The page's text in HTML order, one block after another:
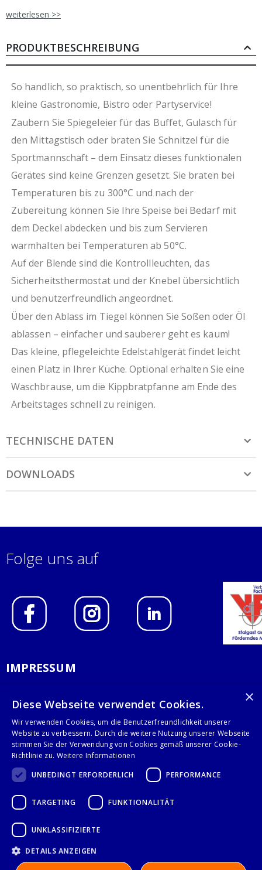
Tiegel-Nutzinhalt: ca. 40 I
Füllhöhe:567x427x139 mm (BxTxH)
manuelle Kippvorrichtung mittels Griff
Deckel mit großem Griff, bis max. 90° aufklappbar
Knebel zur Temperaturregelung
Kontrollleuchte
Sicherheitsthermostat
Kippschalter für Ein/Aus
verstärktes Untergestell
höhenverstellbare Füße (30 mm)
Extras
wartungsfreundliche Konstruktion
polnische Qualitätsproduktion
ressourcenschonende Fertigung durch Verzicht auf
Folierung
Hinweis: Netzkabel nicht im Lieferumfang enthalten
weiterlesen >>
PRODUKTBESCHREIBUNG
So handlich, so praktisch, so unentbehrlich für Ihre
kleine Gastronomie, Bistro oder Partyservice!
Zaubern Sie Spiegeleier für das Buffet, Gulasch für
den Mittagstisch oder braten Sie Schnitzel für die
Sportmannschaft – dem Einsatz dieses funktionalen
Gerätes sind keine Grenzen gesetzt. Sie braten bei
Temperaturen bis zu 300°C und nach der
Zubereitung können Sie Ihre Speise bei Bedarf mit
dem Deckel abdecken und bis zum Servieren
warmhalten bei Temperaturen ab 50°C.
Auf der Blende sind die Kontrollleuchten, das
Sicherheitsthermostat und der Knebel übersichtlich
und benutzerfreundlich angeordnet.
Über den Ablass im Tiegel können Sie Soßen oder Öl
ablassen – einfacher und sauberer geht es kaum!
Das kleine, pflegeleichte Edelstahlgerät findet leicht
einen Platz in Ihrer Küche. Optional erhalten Sie eine
Waschbrause, um die Kippbratpfanne am Ende des
Arbeitstages schnell zu reinigen.
TECHNISCHE DATEN
DOWNLOADS
Folge uns auf
IMPRESSUM
AGB
KONTAKT
Stalgast GmbH
28359 Bremen
+49 421 408844-0
×
Diese Webseite verwendet Cookies.
Wir verwenden Cookies, um die Benutzerfreundlichkeit unserer
Website zu verbessern. Durch die weitere Nutzung unserer Webseite
stimmen Sie der Verwendung von Cookies gemäß unserer Cookie-
Richtlinie zu. Weitere Informationen
UNBEDINGT ERFORDERLICH
PERFORMANCE
TARGETING FUNKTIONALITÄT
UNKLASSIFIZIERTE
DETAILS ANZEIGEN